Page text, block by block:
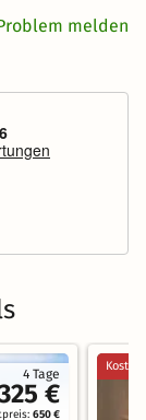
melden
4 Tage
€
650 €